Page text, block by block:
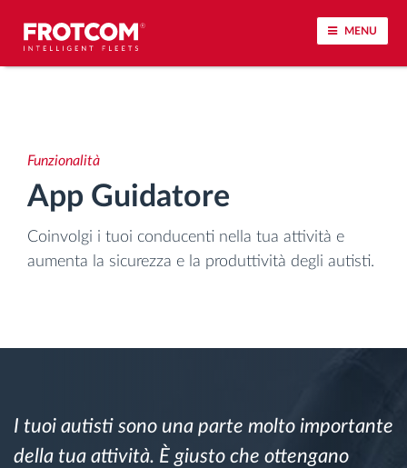
MENU
Monitoraggio dei tempi di guida
Gestione carburante
Funzionalità
App Guidatore
Coinvolgi i tuoi conducenti nella tua attività e
aumenta la sicurezza e la produttività degli autisti.
I tuoi autisti sono una parte molto importante
della tua attività. È giusto che ottengano